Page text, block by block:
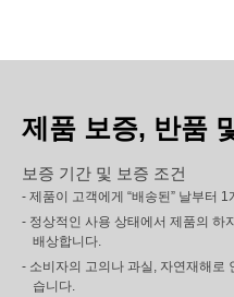
제품 보증, 반품
보증 기간 및 보증 조건
- 제품이 고객에게 “배송된” 날부터
- 정상적인 사용 상태에서 제품의 하
배상합니다.
- 소비자의 고의나 과실, 자연재해로
습니다.